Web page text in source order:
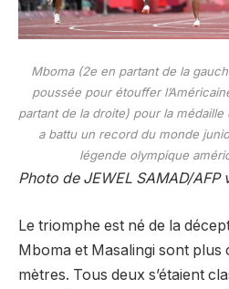
Mboma (2e en partant de la
poussée pour étouffer
partant de la droite) pour la médaille
a battu un record du monde
légende olympique
Photo de JEWEL SAMAD/AFP
Le triomphe est né de la
Mboma et Masalingi sont
mètres. Tous deux s’étaient